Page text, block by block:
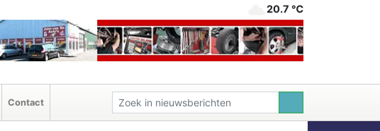
20.7 ℃
Contact